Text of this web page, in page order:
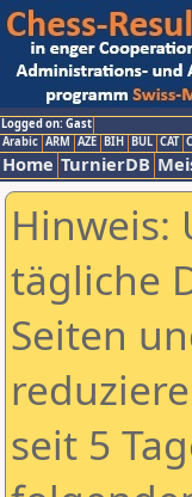
Logged on: Gast
Arabic ARM AZE BIH BUL CAT
Home TurnierDB
Hinweis:
tägliche
Seiten
seit 5